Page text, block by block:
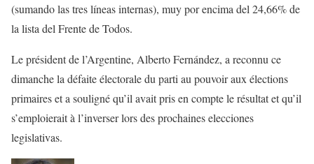
(sumando las tres líneas internas), muy por encima del 24,66% de
la lista del Frente de Todos.
Le président de l’Argentine, Alberto Fernández, a reconnu ce
dimanche la défaite électorale du parti au pouvoir aux élections
primaires et a souligné qu’il avait pris en compte le résultat et qu’il
s’emploierait à l’inverser lors des prochaines elecciones
legislativas.